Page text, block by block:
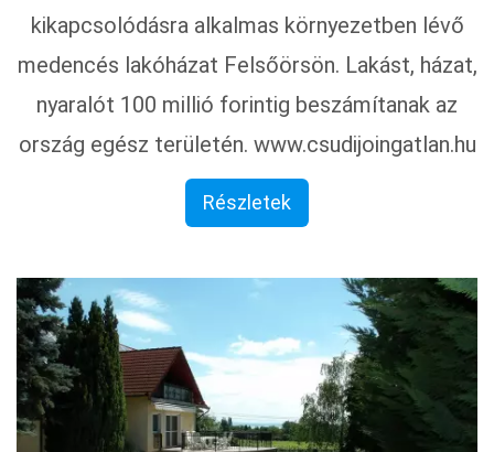
kikapcsolódásra alkalmas környezetben lévő
medencés lakóházat Felsőörsön. Lakást, házat,
nyaralót 100 millió forintig beszámítanak az
ország egész területén. www.csudijoingatlan.hu
Részletek